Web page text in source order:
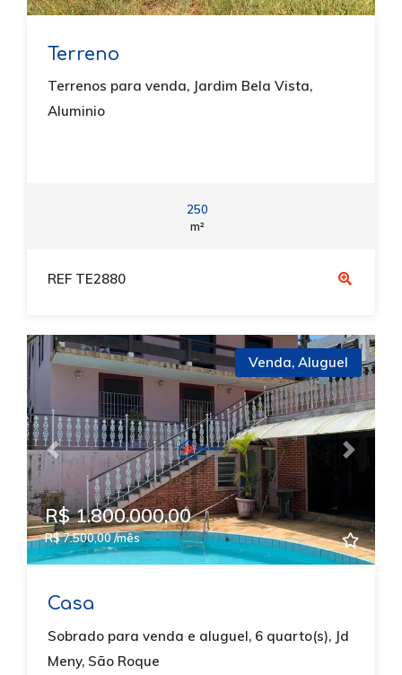
Terreno
Terrenos para venda, Jardim Bela Vista,
Aluminio
250
m²
REF TE2880
Previous Next
Venda, Aluguel
R$ 1.800.000,00
R$ 7.500,00 /mês
Casa
Sobrado para venda e aluguel, 6 quarto(s), Jd
Meny, São Roque